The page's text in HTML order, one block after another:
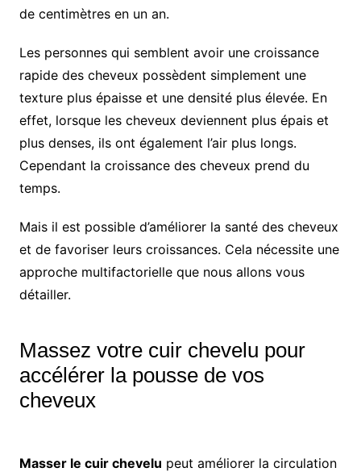
de centimètres en un an.
Les personnes qui semblent avoir une croissance
rapide des cheveux possèdent simplement une
texture plus épaisse et une densité plus élevée. En
effet, lorsque les cheveux deviennent plus épais et
plus denses, ils ont également l’air plus longs.
Cependant la croissance des cheveux prend du
temps.
Mais il est possible d’améliorer la santé des cheveux
et de favoriser leurs croissances. Cela nécessite une
approche multifactorielle que nous allons vous
détailler.
Massez votre cuir chevelu pour
accélérer la pousse de vos
cheveux
Masser le cuir chevelu peut améliorer la circulation